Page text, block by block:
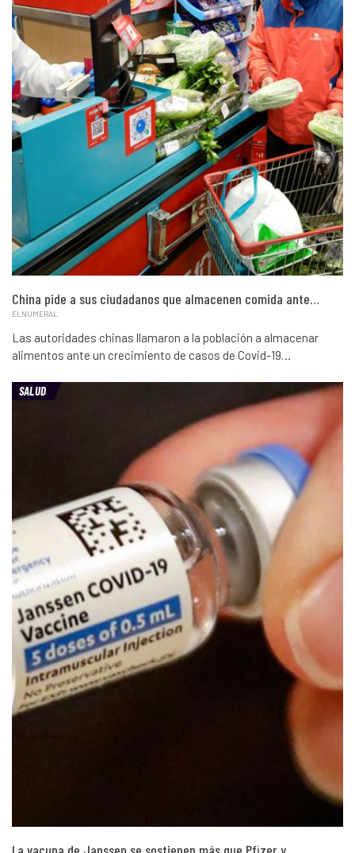
China pide a sus ciudadanos que almacenen comida ante…
ELNUMERAL
Las autoridades chinas llamaron a la población a almacenar
alimentos ante un crecimiento de casos de Covid-19…
SALUD